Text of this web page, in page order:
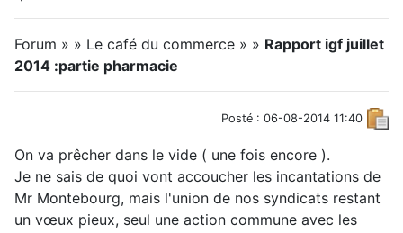
Forum » » Le café du commerce » » Rapport igf juillet
2014 :partie pharmacie
Posté : 06-08-2014 11:40
On va prêcher dans le vide ( une fois encore ).
Je ne sais de quoi vont accoucher les incantations de
Mr Montebourg, mais l'union de nos syndicats restant
un vœux pieux, seul une action commune avec les